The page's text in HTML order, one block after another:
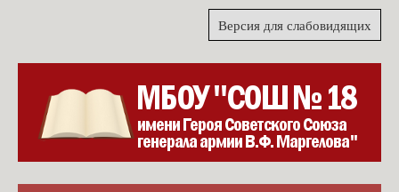
Версия для слабовидящих